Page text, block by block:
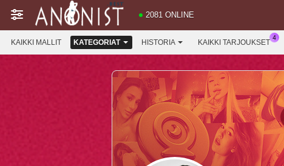
2081 ONLINE
KAIKKI MALLIT KATEGORIAT HISTORIA KAIKKI TARJOUKSET